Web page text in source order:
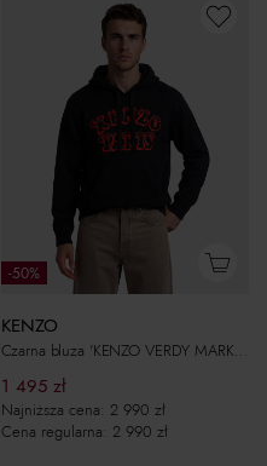
-50%
KENZO
Czarna bluza 'KENZO VERDY MARKET'
1 495 zł
Najniższa cena: 2 990 zł
Cena regularna: 2 990 zł